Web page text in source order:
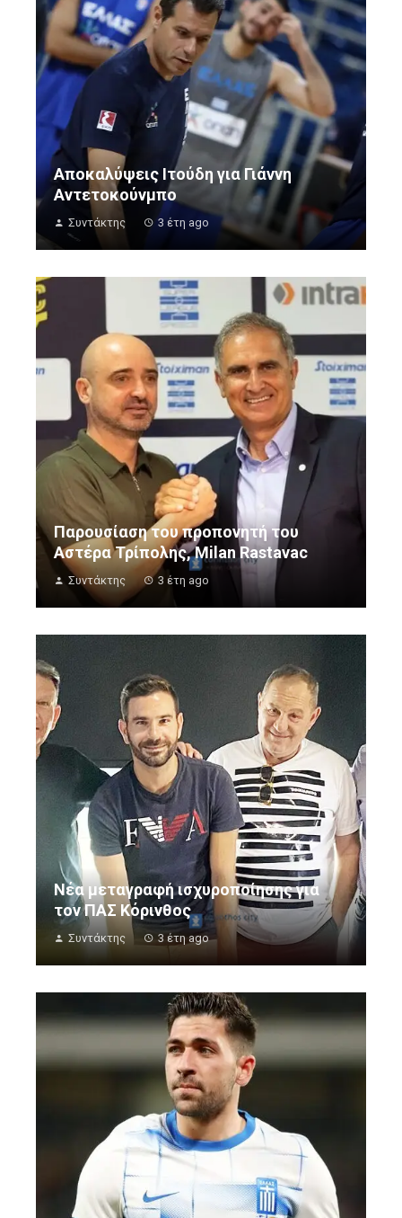
Αποκαλύψεις Ιτούδη για Γιάννη
Αντετοκούνμπο
Συντάκτης 3 έτη ago
Παρουσίαση του προπονητή του
Αστέρα Τρίπολης, Milan Rastavac
Συντάκτης 3 έτη ago
Νέα μεταγραφή ισχυροποίησης για
τον ΠΑΣ Κόρινθος
Συντάκτης 3 έτη ago